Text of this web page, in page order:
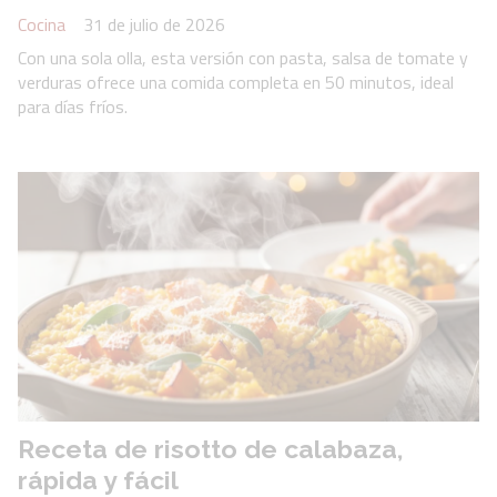
Cocina
31 de julio de 2026
Con una sola olla, esta versión con pasta, salsa de tomate y
verduras ofrece una comida completa en 50 minutos, ideal
para días fríos.
Receta de risotto de calabaza,
rápida y fácil